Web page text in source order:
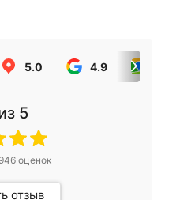
5.0 4.9
5
946оценок
отзыв